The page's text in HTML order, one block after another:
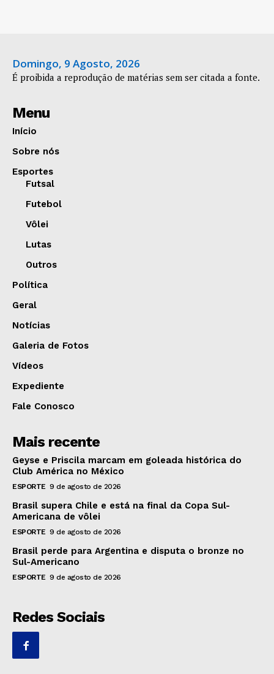
Domingo, 9 Agosto, 2026
É proibida a reprodução de matérias sem ser citada a fonte.
Menu
Início
Sobre nós
Esportes
Futsal
Futebol
Vôlei
Lutas
Outros
Política
Geral
Notícias
Galeria de Fotos
Vídeos
Expediente
Fale Conosco
Mais recente
Geyse e Priscila marcam em goleada histórica do
Club América no México
ESPORTE 9 de agosto de 2026
Brasil supera Chile e está na final da Copa Sul-
Americana de vôlei
ESPORTE 9 de agosto de 2026
Brasil perde para Argentina e disputa o bronze no
Sul-Americano
ESPORTE 9 de agosto de 2026
Redes Sociais